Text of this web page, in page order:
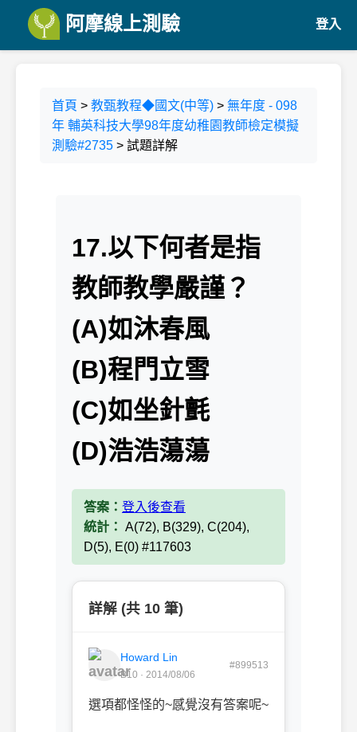
阿摩線上測驗 登入
首頁 > 教甄教程◆國文(中等) > 無年度 - 098
年 輔英科技大學98年度幼稚園教師檢定模擬
測驗#2735 > 試題詳解
17.以下何者是指
教師教學嚴謹？
(A)如沐春風
(B)程門立雪
(C)如坐針氈
(D)浩浩蕩蕩
答案： 登入後查看
統計： A(72), B(329), C(204),
D(5), E(0) #117603
詳解 (共 10 筆)
Howard Lin
B10 · 2014/08/06
#899513
選項都怪怪的~感覺沒有答案呢~